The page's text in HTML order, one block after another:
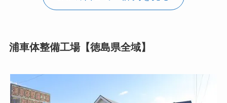
浦車体整備工場【徳島県全域】